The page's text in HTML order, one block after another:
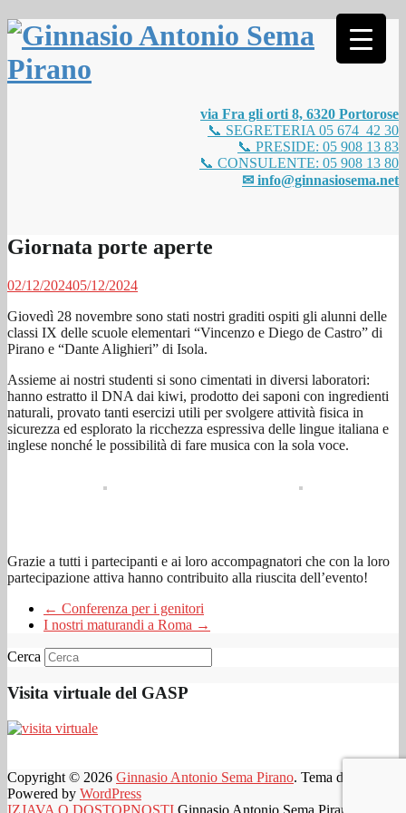
Salta
contenuto
via Fra gli orti 8, 6320 Portorose
📞 SEGRETERIA 05 674 42 30
📞 PRESIDE: 05 908 13 83
📞 CONSULENTE: 05 908 13 80
✉ info@ginnasiosema.net
Giornata porte aperte
02/12/202405/12/2024
Giovedì 28 novembre sono stati nostri graditi ospiti gli alunni delle
classi IX delle scuole elementari “Vincenzo e Diego de Castro” di
Pirano e “Dante Alighieri” di Isola.
Assieme ai nostri studenti si sono cimentati in diversi laboratori:
hanno estratto il DNA dai kiwi, prodotto dei saponi con ingredienti
naturali, provato tanti esercizi utili per svolgere attività fisica in
sicurezza ed esplorato la ricchezza espressiva delle lingue italiana e
inglese nonché le possibilità di fare musica con la sola voce.
Grazie a tutti i partecipanti e ai loro accompagnatori che con la loro
partecipazione attiva hanno contribuito alla riuscita dell’evento!
← Conferenza per i genitori
I nostri maturandi a Roma →
Cerca
Visita virtuale del GASP
Copyright © 2026 Ginnasio Antonio Sema Pirano. Tema di
Powered by WordPress